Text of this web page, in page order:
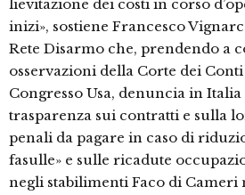
lievitazione dei costi in corso
inizi», sostiene Francesco
Rete Disarmo che, prendendo a
osservazioni della Corte dei
Congresso Usa, denuncia in
trasparenza sui contratti e sulla
penali da pagare in caso di
fasulle» e sulle ricadute
negli stabilimenti Faco di Cameri